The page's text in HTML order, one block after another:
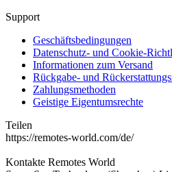
Support
Geschäftsbedingungen
Datenschutz- und Cookie-
Informationen zum Versand
Rückgabe- und
Zahlungsmethoden
Geistige Eigentumsrechte
Teilen
https://remotes-world.com/de/
Kontakte Remotes World